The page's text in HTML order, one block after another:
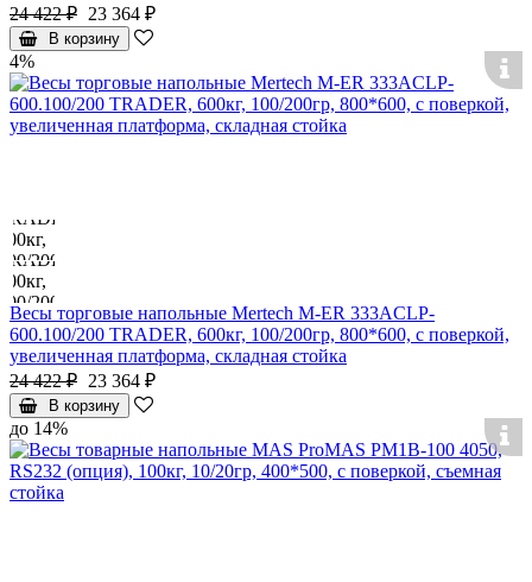
24 422 ₽ 23 364 ₽
В корзину
4%
Весы торговые напольные Mertech M-ER 333ACLP-
600.100/200 TRADER, 600кг, 100/200гр, 800*600, с поверкой,
увеличенная платформа, складная стойка
24 422 ₽ 23 364 ₽
В корзину
до 14%